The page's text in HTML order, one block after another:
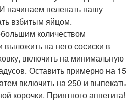
начинаем пеленать нашу
взбитым яйцом.
количеством
выложить на него сосиски в
включить на минимальную
Оставить примерно на 15
включить на 250 и выпекать
корочки. Приятного аппетита!